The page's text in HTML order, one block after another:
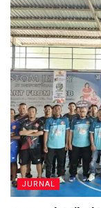
JURNAL